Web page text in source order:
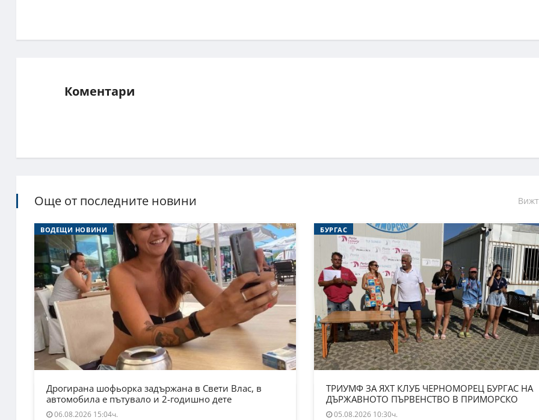
Коментари
Още от последните новини
ВОДЕЩИ НОВИНИ
Дрогирана шофьорка задържана в Свети Влас, в
автомобила е пътувало и 2-годишно дете
06.08.2026 15:04ч.
БУРГАС
ТРИУМФ ЗА ЯХТ КЛУБ ЧЕРНОМОРЕЦ БУРГАС НА
ДЪРЖАВНОТО ПЪРВЕНСТВО В ПРИМОРСКО
05.08.2026 10:30ч.